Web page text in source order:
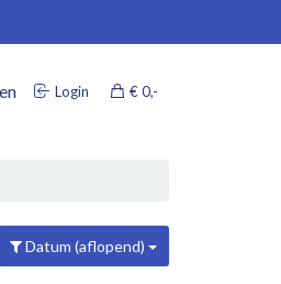
Login € 0,-
is leeg.
Datum (aflopend)